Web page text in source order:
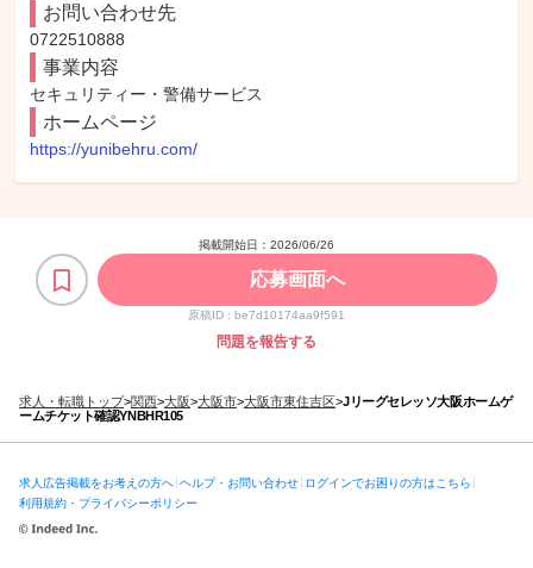
お問い合わせ先
0722510888
事業内容
セキュリティー・警備サービス
ホームページ
https://yunibehru.com/
掲載開始日： 2026/06/26
応募画面へ
原稿ID : be7d10174aa9f591
問題を報告する
求人・転職トップ>関西>大阪>大阪市>大阪市東住吉区>Jリーグセレッソ大阪ホームゲ
ームチケット確認YNBHR105
求人広告掲載をお考えの方へ ヘルプ・お問い合わせ ログインでお困りの方はこちら
利用規約・プライバシーポリシー